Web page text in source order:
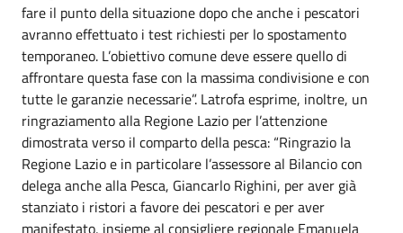
fare il punto della situazione dopo che anche i pescatori
avranno effettuato i test richiesti per lo spostamento
temporaneo. L’obiettivo comune deve essere quello di
affrontare questa fase con la massima condivisione e con
tutte le garanzie necessarie”. Latrofa esprime, inoltre, un
ringraziamento alla Regione Lazio per l’attenzione
dimostrata verso il comparto della pesca: “Ringrazio la
Regione Lazio e in particolare l’assessore al Bilancio con
delega anche alla Pesca, Giancarlo Righini, per aver già
stanziato i ristori a favore dei pescatori e per aver
manifestato, insieme al consigliere regionale Emanuela